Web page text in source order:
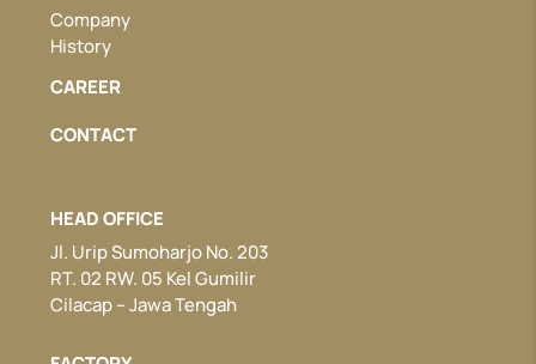
Company
History
CAREER
CONTACT
HEAD OFFICE
Jl. Urip Sumoharjo No. 203
RT. 02 RW. 05 Kel Gumilir
Cilacap – Jawa Tengah